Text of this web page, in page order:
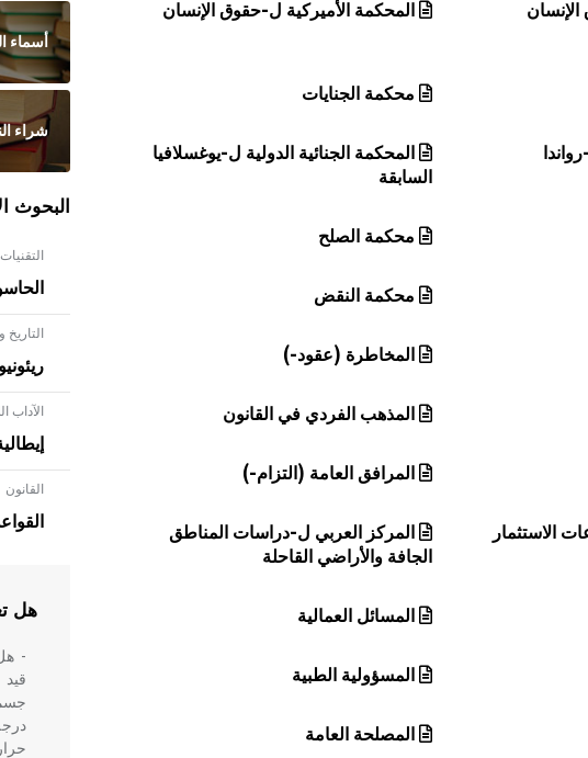
المحكمة الأميركية ل-حقوق الإنسان
محكمة الجنايات
المحكمة الجنائية الدولية ل-يوغسلافيا
السابقة
محكمة الصلح
محكمة النقض
المخاطرة (عقود-)
المذهب الفردي في القانون
المرافق العامة (التزام-)
الاستثمار
المركز العربي ل-دراسات المناطق
الجافة والأراضي القاحلة
المسائل العمالية
المسؤولية الطبية
المصلحة العامة
أسماء
شراء
البحوث
التاريخ
الآداب
القانون
هل
-
في
-